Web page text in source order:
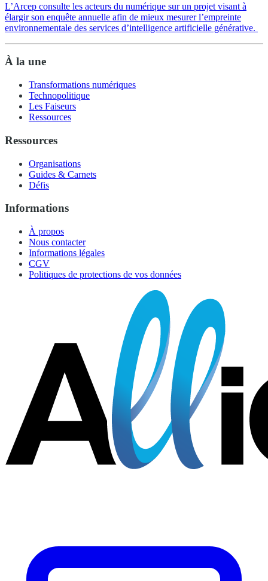
L’Arcep consulte les acteurs du numérique sur un projet visant à
élargir son enquête annuelle afin de mieux mesurer l’empreinte
environnementale des services d’intelligence artificielle générative.
À la une
Transformations numériques
Technopolitique
Les Faiseurs
Ressources
Ressources
Organisations
Guides & Carnets
Défis
Informations
À propos
Nous contacter
Informations légales
CGV
Politiques de protections de vos données